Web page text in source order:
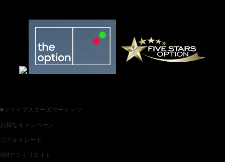
■ファイブスターズマーケッツ
お得なキャンペーン
リアルトレード
XMアフィリエイト